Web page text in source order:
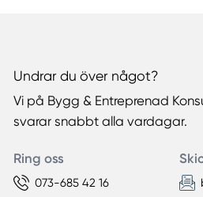
Undrar du över något?
Vi på Bygg & Entreprenad
svarar snabbt alla vardagar.
Ring oss
073-685 42 16